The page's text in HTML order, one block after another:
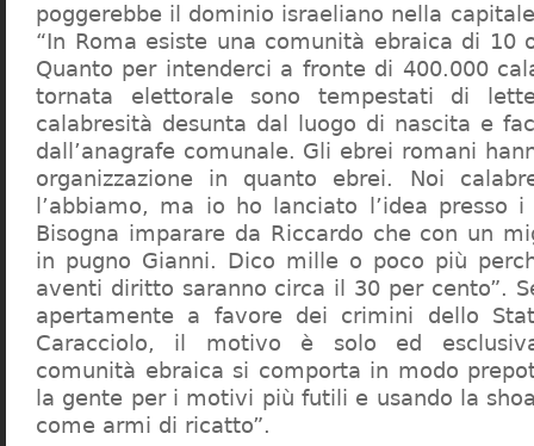
poggerebbe il dominio israeliano nella
“In Roma esiste una comunità ebraica di 10
Quanto per intenderci a fronte di 400.000
tornata elettorale sono tempestati di
calabresità desunta dal luogo di nascita e
dall’anagrafe comunale. Gli ebrei romani
organizzazione in quanto ebrei. Noi
l’abbiamo, ma io ho lanciato l’idea presso
Bisogna imparare da Riccardo che con un
in pugno Gianni. Dico mille o poco più
aventi diritto saranno circa il 30 per cento”.
apertamente a favore dei crimini dello
Caracciolo, il motivo è solo ed
comunità ebraica si comporta in modo
la gente per i motivi più futili e usando la
come armi di ricatto”.